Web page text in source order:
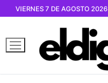
contenido
VIERNES 7 DE AGOSTO 2026